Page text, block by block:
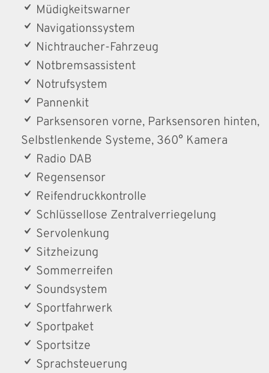
Müdigkeitswarner
Navigationssystem
Nichtraucher-Fahrzeug
Notbremsassistent
Notrufsystem
Pannenkit
Parksensoren vorne, Parksensoren hinten,
Selbstlenkende Systeme, 360° Kamera
Radio DAB
Regensensor
Reifendruckkontrolle
Schlüssellose Zentralverriegelung
Servolenkung
Sitzheizung
Sommerreifen
Soundsystem
Sportfahrwerk
Sportpaket
Sportsitze
Sprachsteuerung